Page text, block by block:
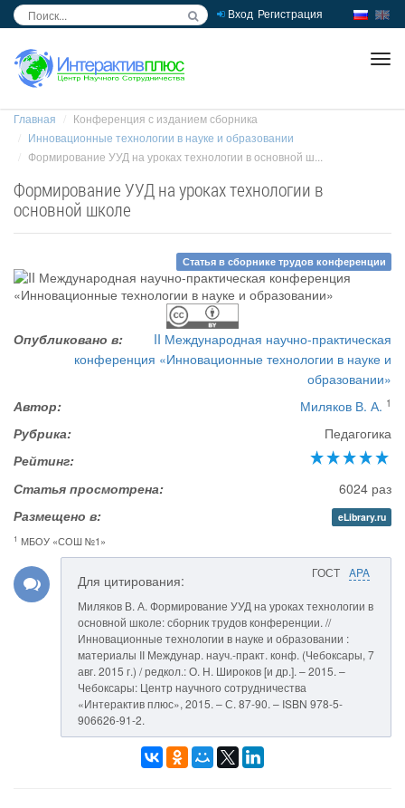
Вход Регистрация
Главная
Конференция с изданием сборника
Инновационные технологии в науке и образовании
Формирование УУД на уроках технологии в основной ш...
Формирование УУД на уроках технологии в
основной школе
Статья в сборнике трудов конференции
Опубликовано в:
II Международная научно-практическая
конференция «Инновационные технологии в науке и
образовании»
Автор:
Миляков В. А. 1
Рубрика:
Педагогика
Рейтинг:
Статья просмотрена:
6024 раз
Размещено в:
eLibrary.ru
1 МБОУ «СОШ №1»
ГОСТ APA
Для цитирования:
Миляков В. А. Формирование УУД на уроках технологии в
основной школе: сборник трудов конференции. //
Инновационные технологии в науке и образовании :
материалы II Междунар. науч.-практ. конф. (Чебоксары, 7
авг. 2015 г.) / редкол.: О. Н. Широков [и др.]. – 2015. –
Чебоксары: Центр научного сотрудничества
«Интерактив плюс», 2015. – С. 87-90. – ISBN 978-5-
906626-91-2.